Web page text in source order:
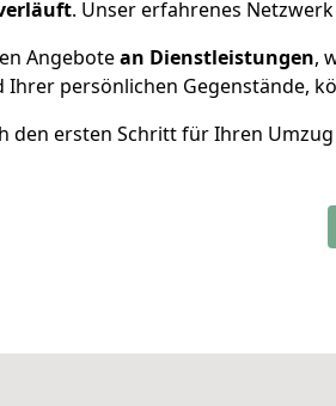
. Unser erfahrenes
Angebotean Dienstleistungen,
Ihrer persönlichen Gegenstände,
den ersten Schritt für Ihren